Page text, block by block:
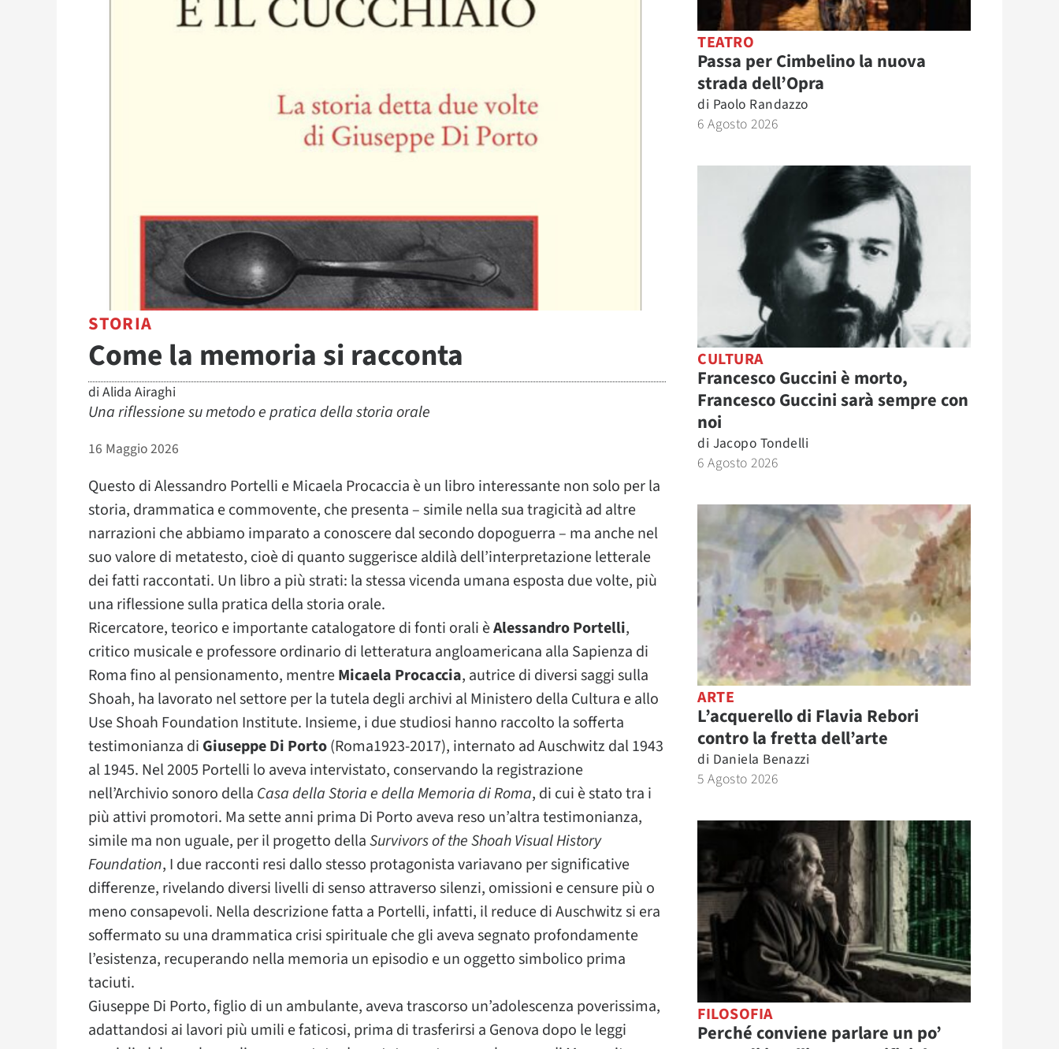
STORIA
Come la memoria si racconta
di Alida Airaghi
Una riflessione su metodo e pratica della storia orale
16 Maggio 2026
Questo di Alessandro Portelli e Micaela Procaccia è un libro interessante non solo per la
storia, drammatica e commovente, che presenta – simile nella sua tragicità ad altre
narrazioni che abbiamo imparato a conoscere dal secondo dopoguerra – ma anche nel
suo valore di metatesto, cioè di quanto suggerisce aldilà dell’interpretazione letterale
dei fatti raccontati. Un libro a più strati: la stessa vicenda umana esposta due volte, più
una riflessione sulla pratica della storia orale.
Ricercatore, teorico e importante catalogatore di fonti orali èAlessandro Portelli,
critico musicale e professore ordinario di letteratura angloamericana alla Sapienza di
Roma fino al pensionamento, mentreMicaela Procaccia, autrice di diversi saggi sulla
Shoah, ha lavorato nel settore per la tutela degli archivi al Ministero della Cultura e allo
Use Shoah Foundation Institute. Insieme, i due studiosi hanno raccolto la sofferta
testimonianza di Giuseppe Di Porto(Roma1923-2017), internato ad Auschwitz dal 1943
al 1945. Nel 2005 Portelli lo aveva intervistato, conservando la registrazione
nell’Archivio sonoro della Casa della Storia e della Memoria di Roma, di cui è stato tra i
più attivi promotori. Ma sette anni prima Di Porto aveva reso un’altra testimonianza,
simile ma non uguale, per il progetto dellaSurvivors of the Shoah Visual History
Foundation, I due racconti resi dallo stesso protagonista variavano per significative
differenze, rivelando diversi livelli di senso attraverso silenzi, omissioni e censure più o
meno consapevoli. Nella descrizione fatta a Portelli, infatti, il reduce di Auschwitz si era
soffermato su una drammatica crisi spirituale che gli aveva segnato profondamente
l’esistenza, recuperando nella memoria un episodio e un oggetto simbolico prima
taciuti.
Giuseppe Di Porto, figlio di un ambulante, aveva trascorso un’adolescenza poverissima,
adattandosi ai lavori più umili e faticosi, prima di trasferirsi a Genova dopo le leggi
TEATRO
Passa per Cimbelino la nuova
strada dell’Opra
di Paolo Randazzo
6 Agosto 2026
CULTURA
Francesco Guccini è morto,
Francesco Guccini sarà sempre con
noi
di Jacopo Tondelli
6 Agosto 2026
ARTE
L’acquerello di Flavia Rebori
contro la fretta dell’arte
di Daniela Benazzi
5 Agosto 2026
FILOSOFIA
Perché conviene parlare un po’